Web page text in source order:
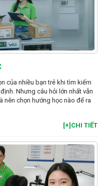
của nhiều bạn trẻ khi tìm kiếm
Nhưng câu hỏi lớn nhất vẫn
nên chọn hướng học nào để ra
[+]CHI TIẾT